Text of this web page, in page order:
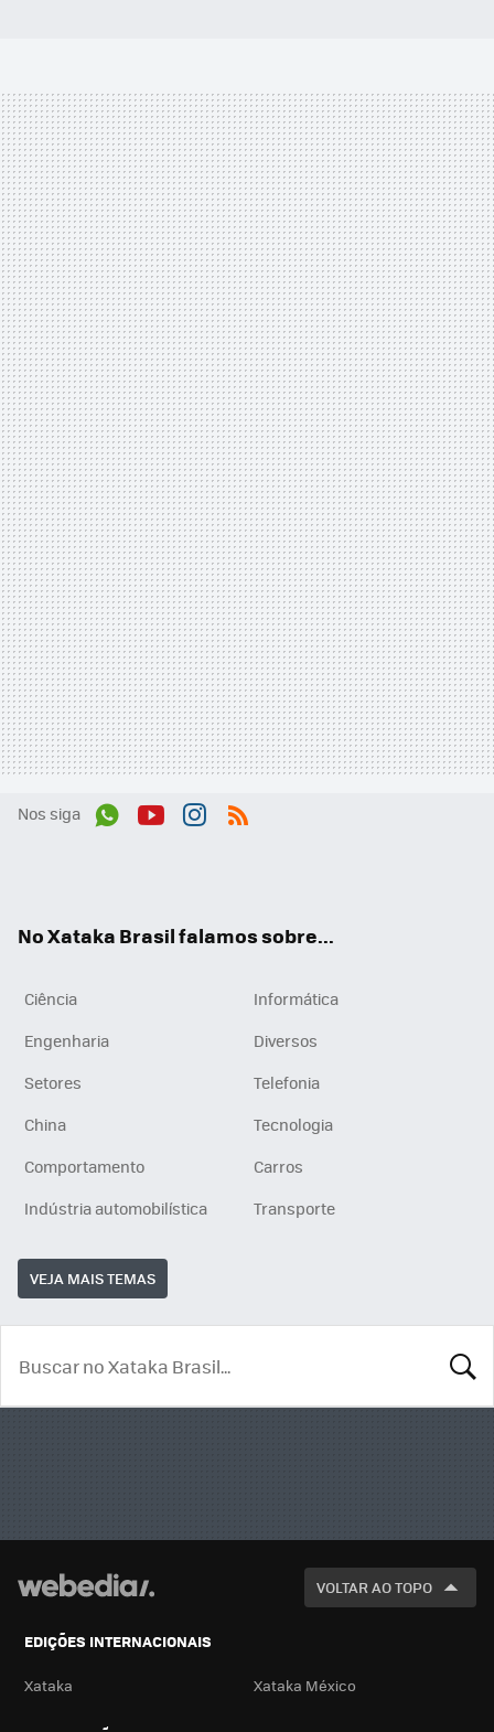
Nos siga
No Xataka Brasil falamos sobre...
Ciência
Informática
Engenharia
Diversos
Setores
Telefonia
China
Tecnologia
Comportamento
Carros
Indústria automobilística
Transporte
VEJA MAIS TEMAS
VOLTAR AO TOPO
EDIÇÕES INTERNACIONAIS
Xataka Xataka México